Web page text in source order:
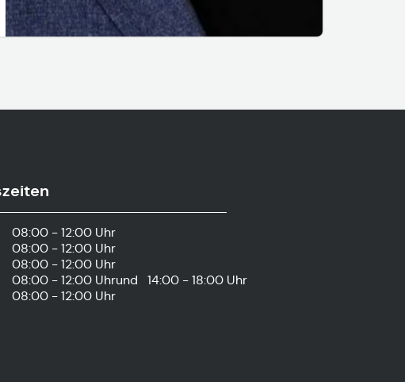
08:00 - 12:00 Uhr
08:00 - 12:00 Uhr
08:00 - 12:00 Uhr
08:00 - 12:00 Uhrund
14:00 - 18:00 Uhr
08:00 - 12:00 Uhr